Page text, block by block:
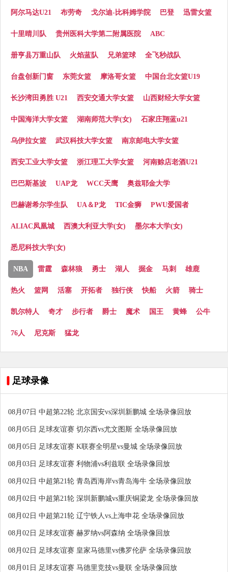
阿尔马达U21 布劳奇 戈尔迪-比科姆学院 巴登 迅雷女篮
十里晴川队 贵州医科大学第二附属医院 ABC
册亨县万重山队 火焰蓝队 兄弟篮球 全飞秒战队
台盘创新门窗 东莞女篮 摩洛哥女篮 中国台北女篮U19
长沙湾田勇胜 U21 西安交通大学女篮 山西财经大学女篮
中国海洋大学女篮 湖南师范大学(女) 石家庄翔蓝u21
乌伊拉女篮 武汉科技大学女篮 南京邮电大学女篮
西安工业大学女篮 浙江理工大学女篮 河南赊店老酒U21
巴巴斯基波 UAP龙 WCC天鹰 奥兹耶金大学
巴赫谢希尔学生队 UA＆P龙 TIC金狮 PWU爱国者
ALIAC凤凰城 西澳大利亚大学(女) 墨尔本大学(女)
悉尼科技大学(女)
NBA 雷霆 森林狼 勇士 湖人 掘金 马刺 雄鹿
热火 篮网 活塞 开拓者 独行侠 快船 火箭 骑士
凯尔特人 奇才 步行者 爵士 魔术 国王 黄蜂 公牛
76人 尼克斯 猛龙
足球录像
08月07日 中超第22轮 北京国安vs深圳新鹏城 全场录像回放
08月05日 足球友谊赛 切尔西vs尤文图斯 全场录像回放
08月05日 足球友谊赛 K联赛全明星vs曼城 全场录像回放
08月03日 足球友谊赛 利物浦vs利兹联 全场录像回放
08月02日 中超第21轮 青岛西海岸vs青岛海牛 全场录像回放
08月02日 中超第21轮 深圳新鹏城vs重庆铜梁龙 全场录像回放
08月02日 中超第21轮 辽宁铁人vs上海申花 全场录像回放
08月02日 足球友谊赛 赫罗纳vs阿森纳 全场录像回放
08月02日 足球友谊赛 皇家马德里vs佛罗伦萨 全场录像回放
08月01日 足球友谊赛 马德里竞技vs曼联 全场录像回放